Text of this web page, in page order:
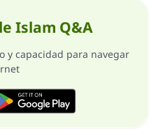
Islam Q&A
y capacidad para navegar